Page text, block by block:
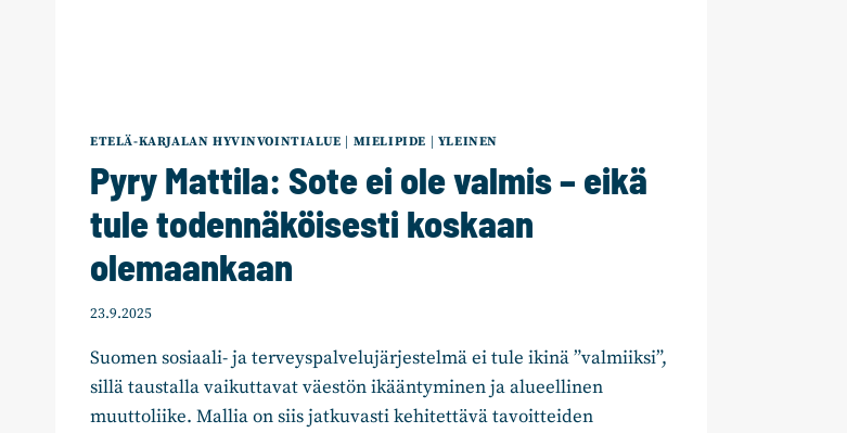
ETELÄ-KARJALAN HYVINVOINTIALUE | MIELIPIDE | YLEINEN
Pyry Mattila: Sote ei ole valmis – eikä
tule todennäköisesti koskaan
olemaankaan
23.9.2025
Suomen sosiaali- ja terveyspalvelujärjestelmä ei tule ikinä ”valmiiksi”,
sillä taustalla vaikuttavat väestön ikääntyminen ja alueellinen
muuttoliike. Mallia on siis jatkuvasti kehitettävä tavoitteiden